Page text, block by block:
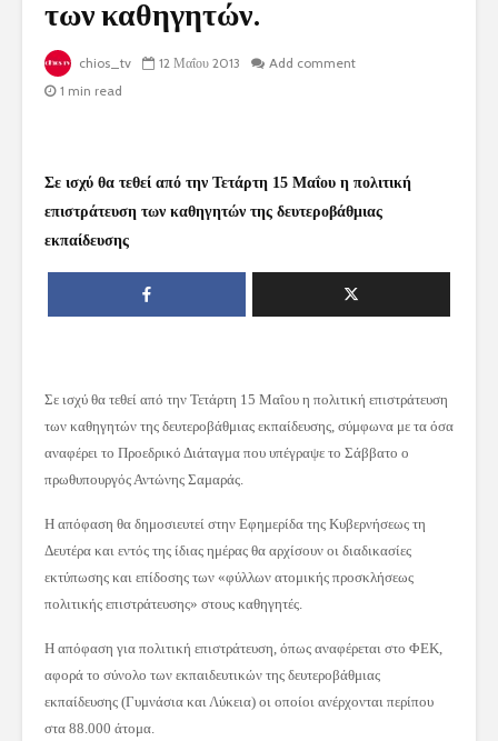
των καθηγητών.
chios_tv 12 Μαΐου 2013
Add comment
1 min read
Σε ισχύ θα τεθεί από την Τετάρτη 15 Μαΐου η πολιτική
επιστράτευση των καθηγητών της δευτεροβάθμιας
εκπαίδευσης
Σε ισχύ θα τεθεί από την Τετάρτη 15 Μαΐου η πολιτική επιστράτευση
των καθηγητών της δευτεροβάθμιας εκπαίδευσης, σύμφωνα με τα όσα
αναφέρει το Προεδρικό Διάταγμα που υπέγραψε το Σάββατο ο
πρωθυπουργός Αντώνης Σαμαράς.
Η απόφαση θα δημοσιευτεί στην Εφημερίδα της Κυβερνήσεως τη
Δευτέρα και εντός της ίδιας ημέρας θα αρχίσουν οι διαδικασίες
εκτύπωσης και επίδοσης των «φύλλων ατομικής προσκλήσεως
πολιτικής επιστράτευσης» στους καθηγητές.
Η απόφαση για πολιτική επιστράτευση, όπως αναφέρεται στο ΦΕΚ,
αφορά το σύνολο των εκπαιδευτικών της δευτεροβάθμιας
εκπαίδευσης (Γυμνάσια και Λύκεια) οι οποίοι ανέρχονται περίπου
στα 88.000 άτομα.